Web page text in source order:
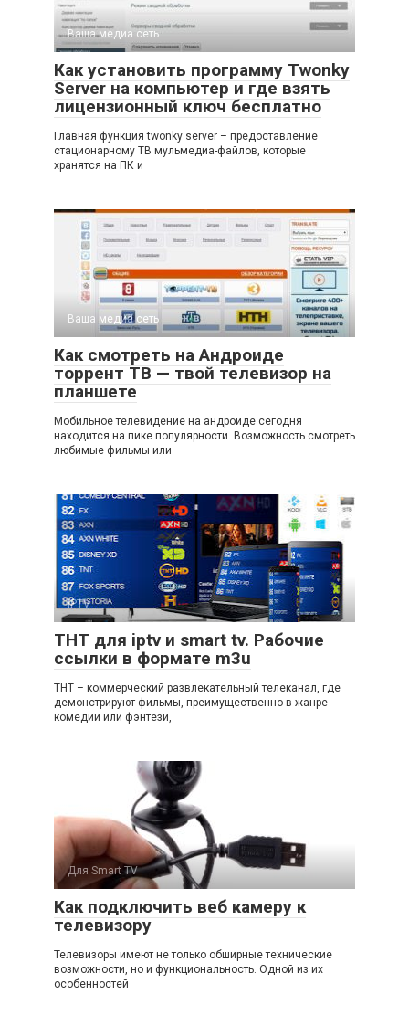
Ваша медиа сеть
Как установить программу Twonky
Server на компьютер и где взять
лицензионный ключ бесплатно
Главная функция twonky server – предоставление
стационарному ТВ мульмедиа-файлов, которые
хранятся на ПК и
Ваша медиа сеть
Как смотреть на Андроиде
торрент ТВ — твой телевизор на
планшете
Мобильное телевидение на андроиде сегодня
находится на пике популярности. Возможность смотреть
любимые фильмы или
IPTV
ТНТ для iptv и smart tv. Рабочие
ссылки в формате m3u
ТНТ – коммерческий развлекательный телеканал, где
демонстрируют фильмы, преимущественно в жанре
комедии или фэнтези,
Для Smart TV
Как подключить веб камеру к
телевизору
Телевизоры имеют не только обширные технические
возможности, но и функциональность. Одной из их
особенностей